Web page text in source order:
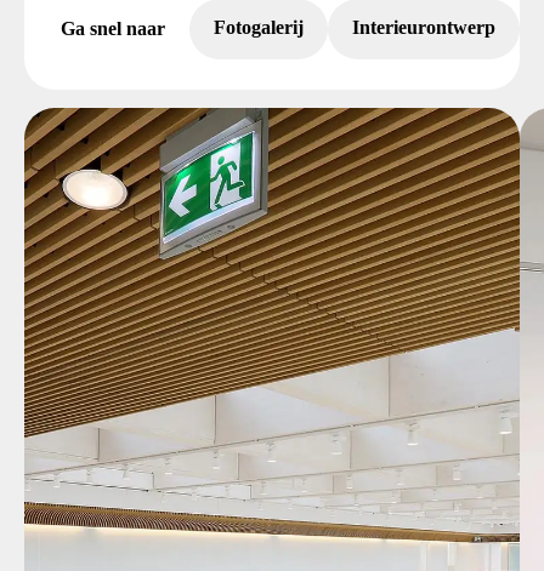
Ga snel naar Fotogalerij Interieurontwerp